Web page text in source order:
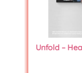
Unfold –